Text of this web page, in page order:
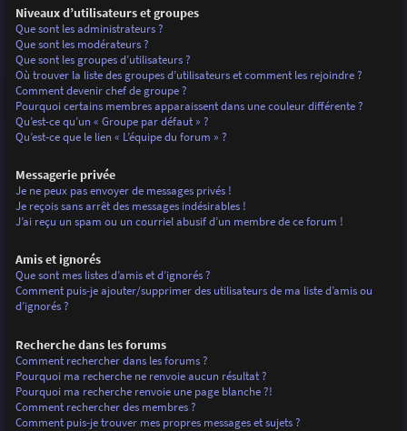
Niveaux d’utilisateurs et groupes
Que sont les administrateurs ?
Que sont les modérateurs ?
Que sont les groupes d’utilisateurs ?
Où trouver la liste des groupes d’utilisateurs et comment les rejoindre ?
Comment devenir chef de groupe ?
Pourquoi certains membres apparaissent dans une couleur différente ?
Qu’est-ce qu’un « Groupe par défaut » ?
Qu’est-ce que le lien « L’équipe du forum » ?
Messagerie privée
Je ne peux pas envoyer de messages privés !
Je reçois sans arrêt des messages indésirables !
J’ai reçu un spam ou un courriel abusif d’un membre de ce forum !
Amis et ignorés
Que sont mes listes d’amis et d’ignorés ?
Comment puis-je ajouter/supprimer des utilisateurs de ma liste d’amis ou
d’ignorés ?
Recherche dans les forums
Comment rechercher dans les forums ?
Pourquoi ma recherche ne renvoie aucun résultat ?
Pourquoi ma recherche renvoie une page blanche ?!
Comment rechercher des membres ?
Comment puis-je trouver mes propres messages et sujets ?